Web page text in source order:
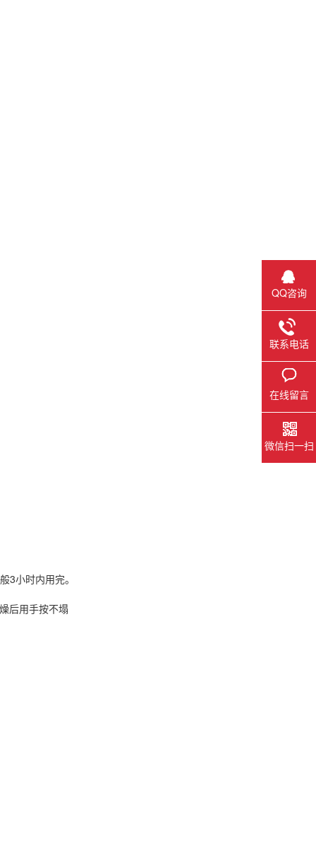
3小时内用完。
后用手按不塌
QQ咨询
联系电话
在线留言
微信扫一扫